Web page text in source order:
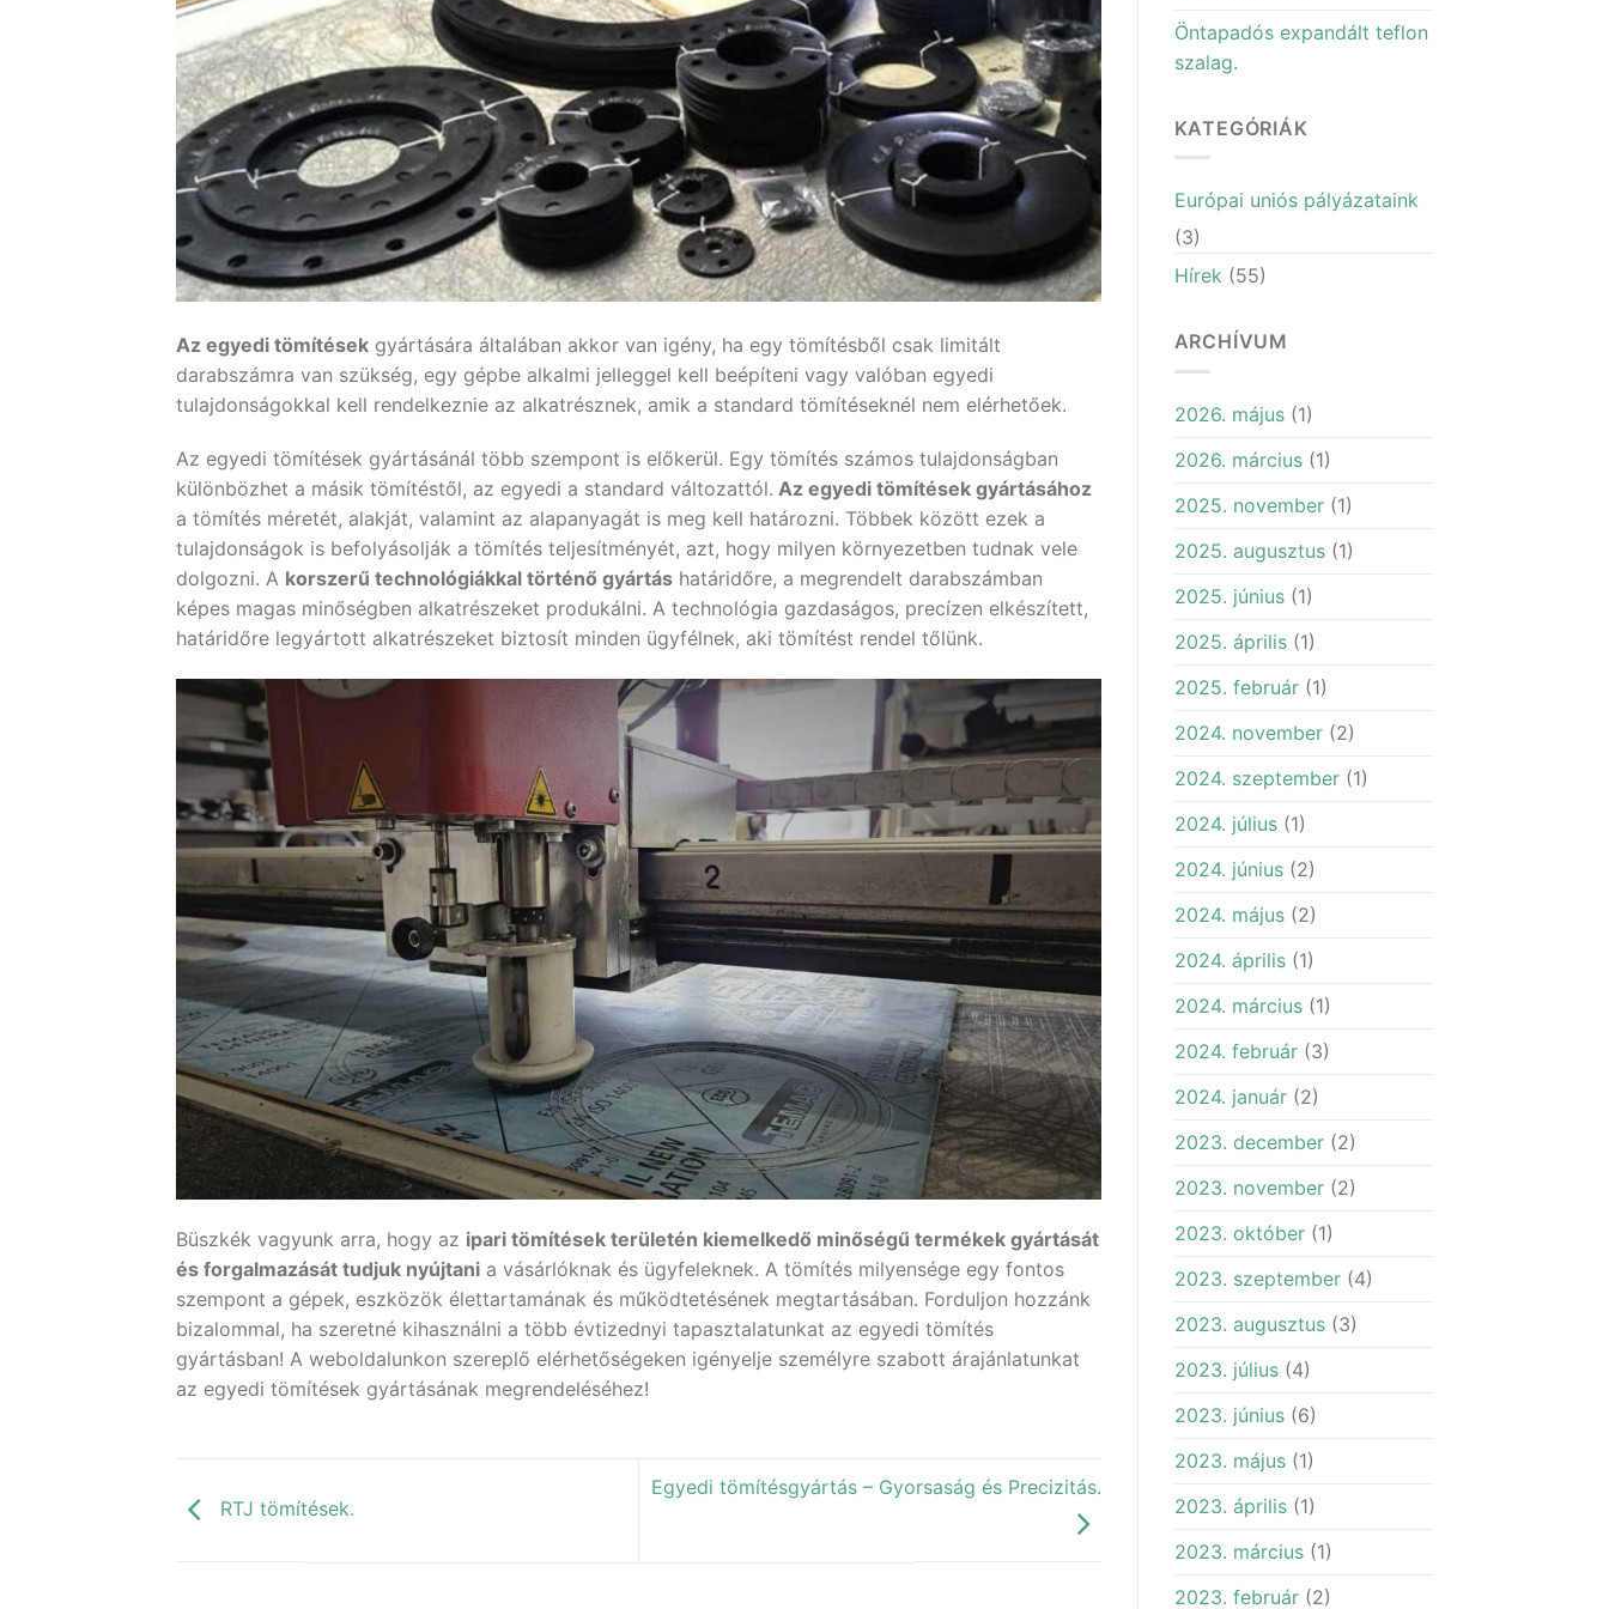
Az egyedi tömítések gyártására általában akkor van igény, ha egy tömítésből csak limitált
darabszámra van szükség, egy gépbe alkalmi jelleggel kell beépíteni vagy valóban egyedi
tulajdonságokkal kell rendelkeznie az alkatrésznek, amik a standard tömítéseknél nem elérhetőek.
Az egyedi tömítések gyártásánál több szempont is előkerül. Egy tömítés számos tulajdonságban
különbözhet a másik tömítéstől, az egyedi a standard változattól. Az egyedi tömítések gyártásához
a tömítés méretét, alakját, valamint az alapanyagát is meg kell határozni. Többek között ezek a
tulajdonságok is befolyásolják a tömítés teljesítményét, azt, hogy milyen környezetben tudnak vele
dolgozni. A korszerű technológiákkal történő gyártás határidőre, a megrendelt darabszámban
képes magas minőségben alkatrészeket produkálni. A technológia gazdaságos, precízen elkészített,
határidőre legyártott alkatrészeket biztosít minden ügyfélnek, aki tömítést rendel tőlünk.
Büszkék vagyunk arra, hogy az ipari tömítések területén kiemelkedő minőségű termékek gyártását
és forgalmazását tudjuk nyújtani a vásárlóknak és ügyfeleknek. A tömítés milyensége egy fontos
szempont a gépek, eszközök élettartamának és működtetésének megtartásában. Forduljon hozzánk
bizalommal, ha szeretné kihasználni a több évtizednyi tapasztalatunkat az egyedi tömítés
gyártásban! A weboldalunkon szereplő elérhetőségeken igényelje személyre szabott árajánlatunkat
az egyedi tömítések gyártásának megrendeléséhez!
RTJ tömítések.
Egyedi tömítésgyártás – Gyorsaság és Precizitás.
Öntapadós expandált teflon
szalag.
KATEGÓRIÁK
Európai uniós pályázataink
(3)
Hírek(55)
ARCHÍVUM
2026. május(1)
2026. március(1)
2025. november(1)
2025. augusztus(1)
2025. június(1)
2025. április(1)
2025. február(1)
2024. november(2)
2024. szeptember(1)
2024. július(1)
2024. június(2)
2024. május(2)
2024. április(1)
2024. március(1)
2024. február(3)
2024. január(2)
2023. december(2)
2023. november(2)
2023. október(1)
2023. szeptember(4)
2023. augusztus(3)
2023. július(4)
2023. június(6)
2023. május(1)
2023. április(1)
2023. március(1)
2023. február(2)